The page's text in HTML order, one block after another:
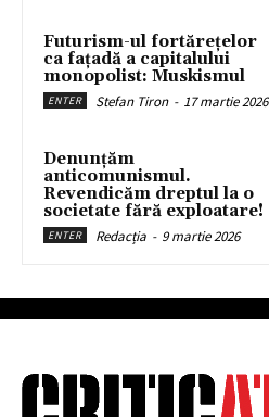
Futurism-ul fortărețelor
ca fațadă a capitalului
monopolist: Muskismul
ENTER Stefan Tiron - 17 martie 2026
Denunțăm
anticomunismul.
Revendicăm dreptul la o
societate fără exploatare!
ENTER Redacția - 9 martie 2026